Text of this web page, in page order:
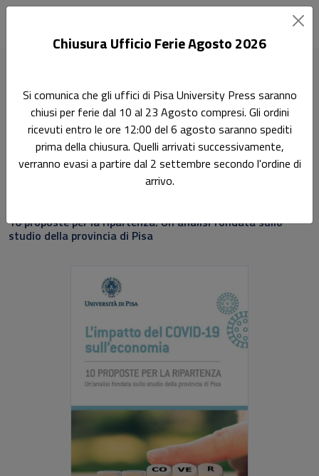
L'impatto del COVID-19 sull'economia
Ricerca
L'impatto del COVID-19
sull'economia
10 proposte per la ripartenza. Un'analisi fondata sullo
studio della provincia di Pisa
Chiusura Ufficio Ferie Agosto 2026
Si comunica che gli uffici di Pisa University Press saranno
chiusi per ferie dal 10 al 23 Agosto compresi. Gli ordini
ricevuti entro le ore 12:00 del 6 agosto saranno spediti
prima della chiusura. Quelli arrivati successivamente,
verranno evasi a partire dal 2 settembre secondo l'ordine di
arrivo.